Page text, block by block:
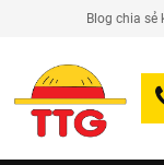
Blog chia sẻ